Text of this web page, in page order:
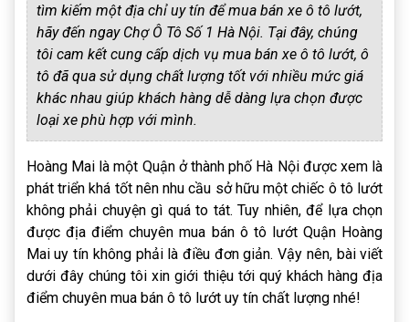
tìm kiếm một địa chỉ uy tín để mua bán xe ô tô lướt,
hãy đến ngay Chợ Ô Tô Số 1 Hà Nội. Tại đây, chúng
tôi cam kết cung cấp dịch vụ mua bán xe ô tô lướt, ô
tô đã qua sử dụng chất lượng tốt với nhiều mức giá
khác nhau giúp khách hàng dễ dàng lựa chọn được
loại xe phù hợp với mình.
Hoàng Mai là một Quận ở thành phố Hà Nội được xem là
phát triển khá tốt nên nhu cầu sở hữu một chiếc ô tô lướt
không phải chuyện gì quá to tát. Tuy nhiên, để lựa chọn
được địa điểm chuyên mua bán ô tô lướt Quận Hoàng
Mai uy tín không phải là điều đơn giản. Vậy nên, bài viết
dưới đây chúng tôi xin giới thiệu tới quý khách hàng địa
điểm chuyên mua bán ô tô lướt uy tín chất lượng nhé!